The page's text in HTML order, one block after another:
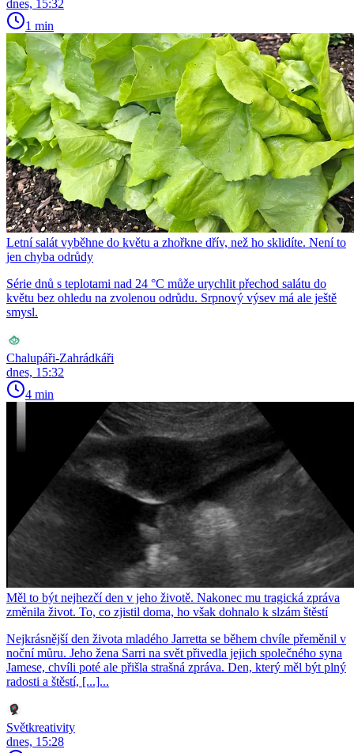
dnes, 15:32
1 min
Letní salát vyběhne do květu a zhořkne dřív, než ho sklidíte. Není to
jen chyba odrůdy
Série dnů s teplotami nad 24 °C může urychlit přechod salátu do
květu bez ohledu na zvolenou odrůdu. Srpnový výsev má ale ještě
smysl.
Chalupáři-Zahrádkáři
dnes, 15:32
4 min
Měl to být nejhezčí den v jeho životě. Nakonec mu tragická zpráva
změnila život. To, co zjistil doma, ho však dohnalo k slzám štěstí
Nejkrásnější den života mladého Jarretta se během chvíle přeměnil v
noční můru. Jeho žena Sarri na svět přivedla jejich společného syna
Jamese, chvíli poté ale přišla strašná zpráva. Den, který měl být plný
radosti a štěstí, [...]...
Světkreativity
dnes, 15:28